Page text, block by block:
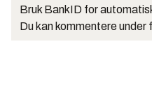
Bruk BankID for
Du kan kommentere under